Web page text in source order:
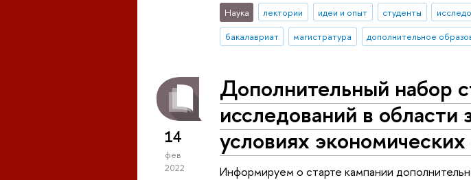
Наука лектории идеи и опыт студенты
бакалавриат
магистратура дополнительное
14
фев
2022
Дополнительный набор
исследований в
условиях
Информируем о старте кампании